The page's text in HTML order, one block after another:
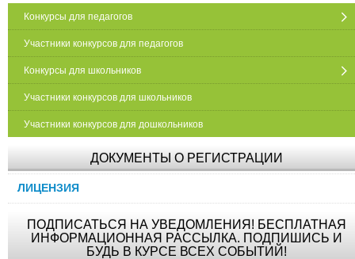
Конкурсы для педагогов
Участники конкурсов для педагогов
Конкурсы для школьников
Участники конкурсов для школьников
Участники конкурсов для дошкольников
ДОКУМЕНТЫ О РЕГИСТРАЦИИ
ЛИЦЕНЗИЯ
ПОДПИСАТЬСЯ НА УВЕДОМЛЕНИЯ! БЕСПЛАТНАЯ
ИНФОРМАЦИОННАЯ РАССЫЛКА. ПОДПИШИСЬ И
БУДЬ В КУРСЕ ВСЕХ СОБЫТИЙ!